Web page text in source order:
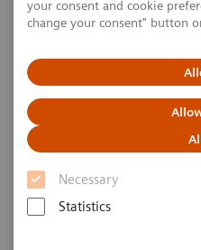
your consent and cookie
change your consent" button
Necessary
Statistics